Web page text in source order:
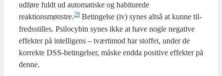
udfø­re fuldt ud auto­ma­ti­ske og habi­tu­re­de
reaktionsmønstre.29 Betin­gel­se (iv) synes alt­så at kun­ne til­
freds­stil­les. Psi­lo­cy­bin synes ikke at have nog­le nega­ti­ve
effek­ter på intel­li­gens – tvær­ti­mod har stof­fet, under de
kor­rek­te DSS-betin­gel­ser, måske end­da posi­ti­ve effek­ter på
den­ne.